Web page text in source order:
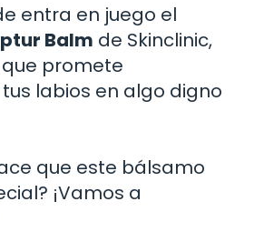
entra en juego el
Balm de Skinclinic,
promete
labios en algo digno
que este bálsamo
¡Vamos a